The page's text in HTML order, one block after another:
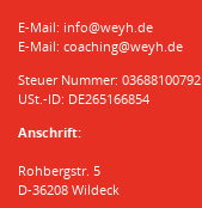
E-Mail: info@weyh.de
E-Mail: coaching@weyh.de
Steuer Nummer: 03688100792
USt.-ID: DE265166854
Anschrift:
Rohbergstr. 5
D-36208 Wildeck